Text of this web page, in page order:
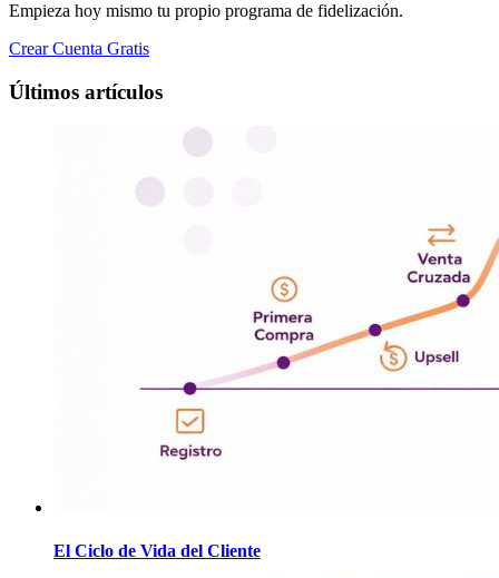
Empieza hoy mismo tu propio programa de fidelización.
Crear Cuenta Gratis
Últimos artículos
El Ciclo de Vida del Cliente